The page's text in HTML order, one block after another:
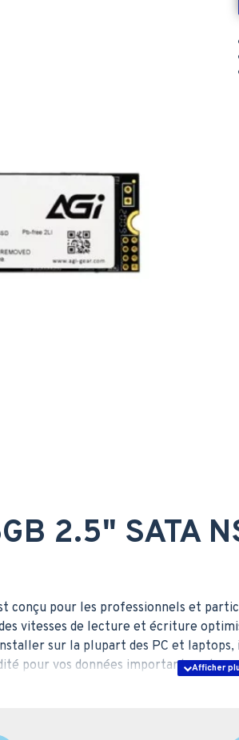
2.5" SATA
conçu pour les professionnels et
vitesses de lecture et écriture
sur la plupart des PC et
pour vos données importantes et